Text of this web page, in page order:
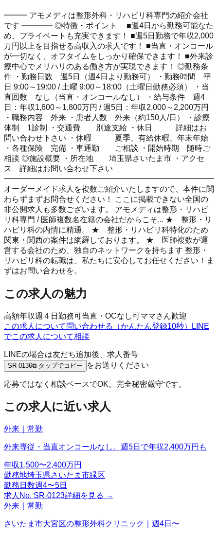
━━━ アモメディは整形外科・リハビリ科専門の紹介会社
です ━━━━ ◎特徴・ポイント ■週4日から勤務可能なた
め、プライベートも充実できます！ ■週5日勤務で年収2,000
万円以上を目指せる高収入の求人です！ ■当直・オンコール
が一切なく、オフタイムをしっかり確保できます！ ■外来診
療中心でメリハリのある働き方が実現できます！ ◎勤務条
件 ・勤務日数 週5日（週4日より勤務可） ・勤務時間 平
日 9:00～19:00 / 土曜 9:00～18:00（土曜日勤務必須） ・当
直回数 なし（当直・オンコールなし） ・給与条件 週4
日：年収1,600～1,800万円 / 週5日：年収2,000～2,200万円
・職務内容 外来 ・患者人数 外来（約150人/日） ・診療
体制 1診制 ・交通費 別途支給 ・休日 詳細はお
問い合わせ下さい ・休暇 夏季、有給休暇、年末年始
・各種保険 完備 ・車通勤 ご相談 ・開始時期 随時ご
相談 ◎施設概要 ・所在地 埼玉県さいたま市 ・アクセ
ス 詳細はお問い合わせ下さい
━━━━━━━━━━━━━━━━━━━━━━━━━━━
オーダーメイド求人を複数ご紹介いたしますので、本件に関
わらずまずお問合せください！ ここに掲載できない全国の
非公開求人も多数ございます。 アモメディは整形・リハビ
リ科専門 / 医師複数名在籍の会社だからこそ... ★ 整形・リ
ハビリ科の内情に精通。 ★ 整形・リハビリ科特化のため
関東・関西の案件は網羅しております。 ★ 医師複数が運
営する会社のため、独自のネットワークを持ちます 整形・
リハビリ科の転職は、私たちに安心してお任せください！ま
ずはお問い合わせを。
この求人の魅力
高額年収週４日勤務可当直・OCなし可ママさん歓迎
この求人について問い合わせる（かんたん登録10秒）
LINE
でこの求人について相談
LINEの場合は友だち追加後、求人番号
SR-0136⧉ タップでコピー をお送りください
応募ではなく相談ベースでOK。完全秘密厳守です。
この求人に近い求人
外来｜常勤
外来専従・当直オンコールなし。週5日で年収2,400万円も
年収1,500〜2,400万円
勤務地埼玉県さいたま市緑区
勤務日数週4〜5日
求人No. SR-0123詳細を見る →
外来｜常勤
さいたま市大宮区の整形外科クリニック｜週4日〜